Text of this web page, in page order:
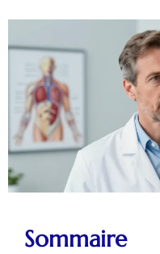
Sommaire